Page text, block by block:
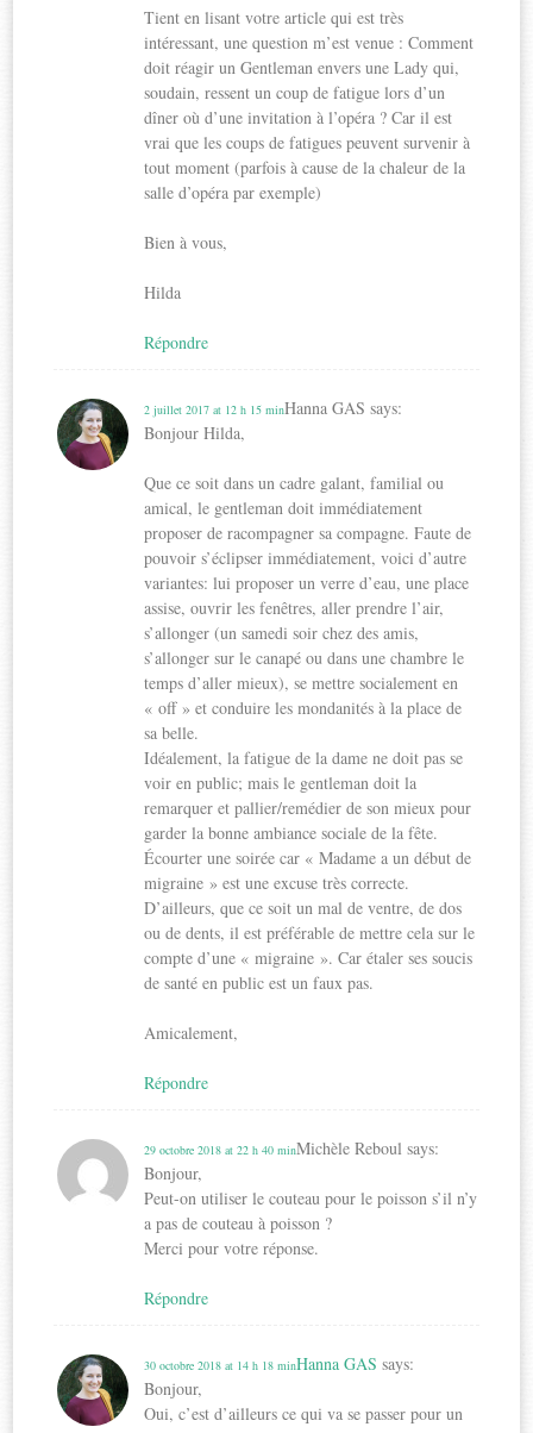
Tient en lisant votre article qui est très
intéressant, une question m’est venue : Comment
doit réagir un Gentleman envers une Lady qui,
soudain, ressent un coup de fatigue lors d’un
dîner où d’une invitation à l’opéra ? Car il est
vrai que les coups de fatigues peuvent survenir à
tout moment (parfois à cause de la chaleur de la
salle d’opéra par exemple)
Bien à vous,
Hilda
Répondre
Hanna GAS says:
2 juillet 2017 at 12 h 15 min
Bonjour Hilda,
Que ce soit dans un cadre galant, familial ou
amical, le gentleman doit immédiatement
proposer de racompagner sa compagne. Faute de
pouvoir s’éclipser immédiatement, voici d’autre
variantes: lui proposer un verre d’eau, une place
assise, ouvrir les fenêtres, aller prendre l’air,
s’allonger (un samedi soir chez des amis,
s’allonger sur le canapé ou dans une chambre le
temps d’aller mieux), se mettre socialement en
« off » et conduire les mondanités à la place de
sa belle.
Idéalement, la fatigue de la dame ne doit pas se
voir en public; mais le gentleman doit la
remarquer et pallier/remédier de son mieux pour
garder la bonne ambiance sociale de la fête.
Écourter une soirée car « Madame a un début de
migraine » est une excuse très correcte.
D’ailleurs, que ce soit un mal de ventre, de dos
ou de dents, il est préférable de mettre cela sur le
compte d’une « migraine ». Car étaler ses soucis
de santé en public est un faux pas.
Amicalement,
Répondre
Michèle Reboul says:
29 octobre 2018 at 22 h 40 min
Bonjour,
Peut-on utiliser le couteau pour le poisson s’il n’y
a pas de couteau à poisson ?
Merci pour votre réponse.
Répondre
Hanna GAS says:
30 octobre 2018 at 14 h 18 min
Bonjour,
Oui, c’est d’ailleurs ce qui va se passer pour un